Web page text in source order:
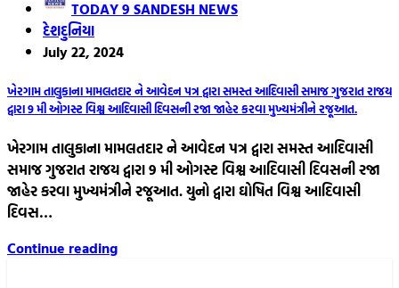
TODAY 9 SANDESH NEWS
દેશદુનિયા
July 22, 2024
ખેરગામ તાલુકાના મામલતદાર ને આવેદન પત્ર દ્વારા સમસ્ત આદિવાસી સમાજ ગુજરાત રાજય
દ્વારા 9 મી ઓગસ્ટ વિશ્વ આદિવાસી દિવસની રજા જાહેર કરવા મુખ્યમંત્રીને રજૂઆત.
ખેરગામ તાલુકાના મામલતદાર ને આવેદન પત્ર દ્વારા સમસ્ત આદિવાસી
સમાજ ગુજરાત રાજય દ્વારા 9 મી ઓગસ્ટ વિશ્વ આદિવાસી દિવસની રજા
જાહેર કરવા મુખ્યમંત્રીને રજૂઆત. યુનો દ્વારા ઘોષિત વિશ્વ આદિવાસી
દિવસ…
Continue reading